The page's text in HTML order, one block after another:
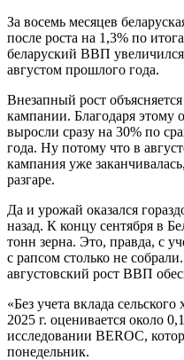
За восемь месяцев
после роста на 1,3% по
беларуский ВВП
августом прошлого года.
Внезапный рост
кампании. Благодаря этому
выросли сразу на 30% по
года. Ну потому что в
кампания уже
разгаре.
Да и урожай оказался
назад. К концу сентября в
тонн зерна. Это, правда, с
с рапсом столько не
августовский рост ВВП
«Без учета вклада
2025 г. оценивается около
исследовании BEROC,
понедельник.